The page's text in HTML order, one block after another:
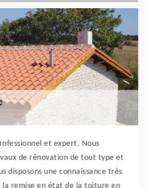
et expert. Nous
de rénovation de tout type et
une connaissance très
remise en état de la toiture en